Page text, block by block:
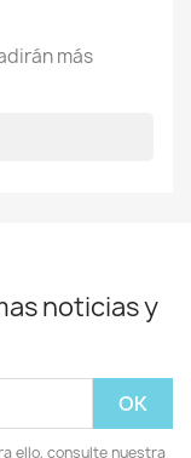
más
noticias y
ello, consulte nuestra